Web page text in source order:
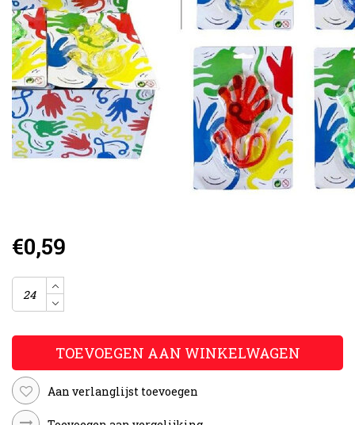
€0,59
TOEVOEGEN AAN WINKELWAGEN
Aan verlanglijst toevoegen